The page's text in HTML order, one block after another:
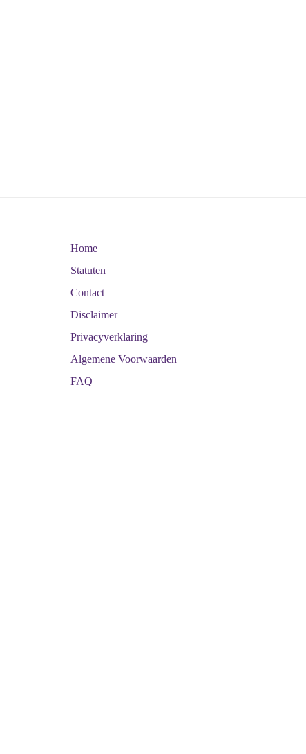
Home
Statuten
Contact
Disclaimer
Privacyverklaring
Algemene Voorwaarden
FAQ